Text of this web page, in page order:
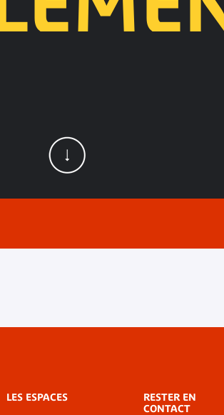
LES ESPACES
RESTER EN
CONTACT